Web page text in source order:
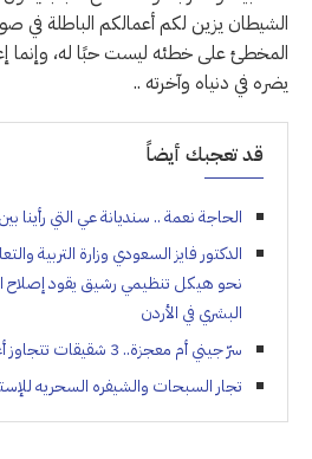
الشيطان يزين لكم أعمالكم الباطلة في
المخطئ على خطئه ليست حبًا له، وإنما
يضره في دنياه وآخرته ..
قد تعجبك أيضاً
الحاجة نعمة .. سنديانة عي التي رأينا بين
الدكتور فايز السعودي وزارة التربية
نحو هيكل تنظيمي رشيق يقود إصلاح
البشري في الأردن
سرّ جيني أم معجزة.. 3 شقيقات تتجاوز أعمارهن 316 عاماً
تجار السبحات والشيفره السحريه